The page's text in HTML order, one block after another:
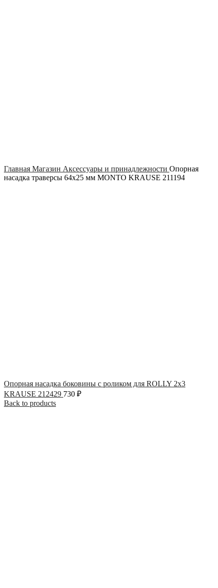
Главная Магазин Аксессуары и принадлежности Опорная
насадка траверсы 64х25 мм MONTO KRAUSE 211194
Опорная насадка боковины с роликом для ROLLY 2х3
KRAUSE 212429 730 ₽
Back to products